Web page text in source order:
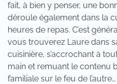
fait, à bien y penser, une
déroule également dans la
heures de repas. C’est
vous trouverez Laure dans
cuisinière, s’accrochant à
main et remuant le contenu
familiale sur le feu de